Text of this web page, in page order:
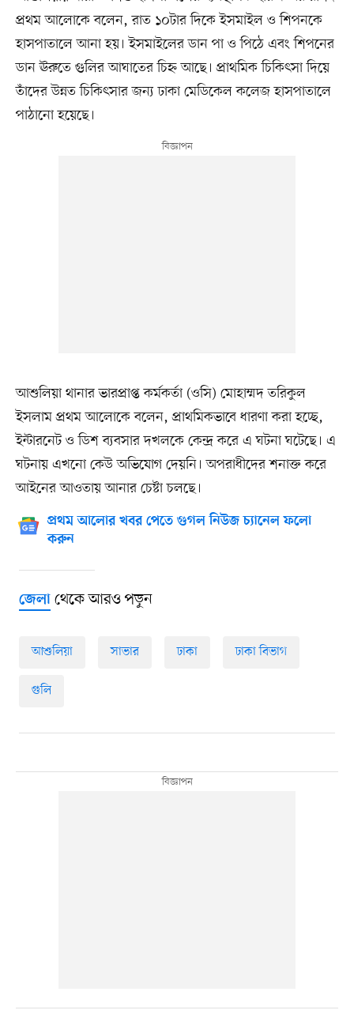
প্রথম আলোকে বলেন, রাত ১০টার দিকে ইসমাইল ও শিপনকে
হাসপাতালে আনা হয়। ইসমাইলের ডান পা ও পিঠে এবং শিপনের
ডান ঊরুতে গুলির আঘাতের চিহ্ন আছে। প্রাথমিক চিকিৎসা দিয়ে
তাঁদের উন্নত চিকিৎসার জন্য ঢাকা মেডিকেল কলেজ হাসপাতালে
পাঠানো হয়েছে।
আশুলিয়া থানার ভারপ্রাপ্ত কর্মকর্তা (ওসি) মোহাম্মদ তরিকুল
ইসলাম প্রথম আলোকে বলেন, প্রাথমিকভাবে ধারণা করা হচ্ছে,
ইন্টারনেট ও ডিশ ব্যবসার দখলকে কেন্দ্র করে এ ঘটনা ঘটেছে। এ
ঘটনায় এখনো কেউ অভিযোগ দেয়নি। অপরাধীদের শনাক্ত করে
আইনের আওতায় আনার চেষ্টা চলছে।
প্রথম আলোর খবর পেতে গুগল নিউজ চ্যানেল ফলো
করুন
জেলাথেকে আরও পড়ুন
আশুলিয়া সাভার ঢাকা ঢাকা বিভাগ
গুলি